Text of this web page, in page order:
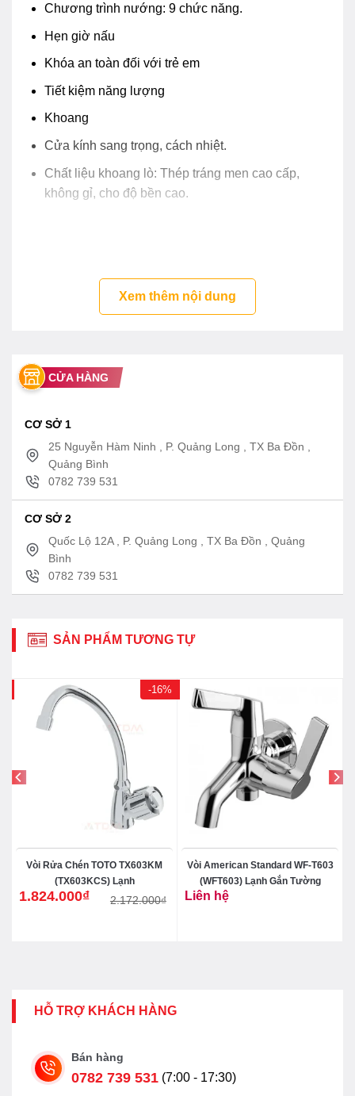
Chương trình nướng: 9 chức năng.
Hẹn giờ nấu
Khóa an toàn đối với trẻ em
Tiết kiệm năng lượng
Khoang
Cửa kính sang trọng, cách nhiệt.
Chất liệu khoang lò: Thép tráng men cao cấp,
không gỉ, cho độ bền cao.
Xem thêm nội dung
CỬA HÀNG
CƠ SỞ 1
25 Nguyễn Hàm Ninh , P. Quảng Long , TX Ba Đồn ,
Quảng Bình
0782 739 531
CƠ SỞ 2
Quốc Lộ 12A , P. Quảng Long , TX Ba Đồn , Quảng
Bình
0782 739 531
SẢN PHẨM TƯƠNG TỰ
-16%
Vòi Rửa Chén TOTO TX603KM
(TX603KCS) Lạnh
2.172.000₫
Giá
1.824.000₫
Giá
Vòi American Standard WF-T603
(WFT603) Lạnh Gắn Tường
Liên hệ
HỖ TRỢ KHÁCH HÀNG
Bán hàng
0782 739 531 (7:00 - 17:30)